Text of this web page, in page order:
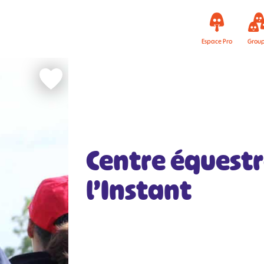
Espace Pro
Centre
l’Instant